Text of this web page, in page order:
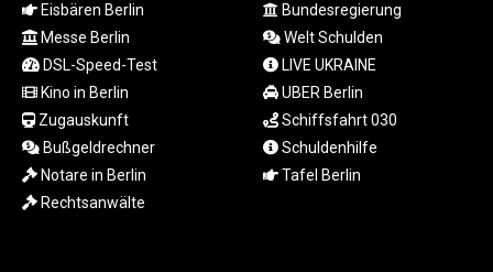
103223.017367
LKR 386.635196
LRD 208.057415
LSL 18.726567
LTL 3.413768
LVL 0.699335
LYD 7.331909
Eisbären Berlin
Messe Berlin
DSL-Speed-Test
Kino in Berlin
Zugauskunft
Bußgeldrechner
Notare in Berlin
Rechtsanwälte
Bundesregierung
Welt Schulden
LIVE UKRAINE
UBER Berlin
Schiffsfahrt 030
Schuldenhilfe
Tafel Berlin